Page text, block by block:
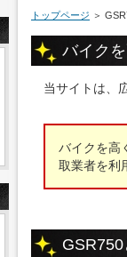
トップページ ＞
バイク
当サイトは、
バイクを高
取業者を利